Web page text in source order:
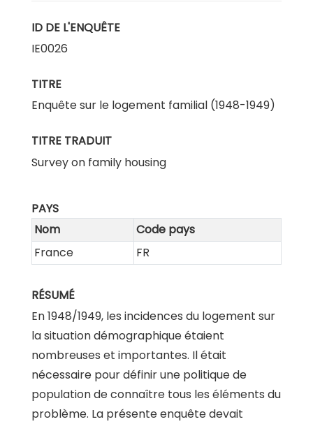
ID DE L'ENQUÊTE
IE0026
TITRE
Enquête sur le logement familial (1948-1949)
TITRE TRADUIT
Survey on family housing
PAYS
Nom
Code pays
France
FR
RÉSUMÉ
En 1948/1949, les incidences du logement sur
la situation démographique étaient
nombreuses et importantes. Il était
nécessaire pour définir une politique de
population de connaître tous les éléments du
problème. La présente enquête devait